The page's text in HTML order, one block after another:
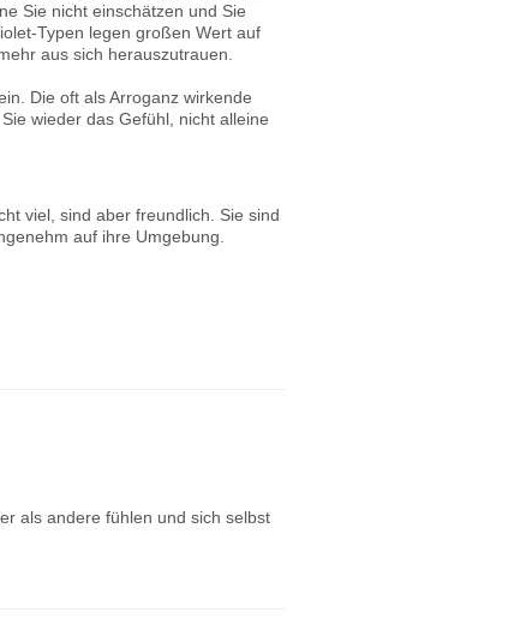
Sie nicht einschätzen und Sie
Typen legen großen Wert auf
aus sich herauszutrauen.
Die oft als Arroganz wirkende
wieder das Gefühl, nicht alleine
viel, sind aber freundlich. Sie sind
auf ihre Umgebung.
als andere fühlen und sich selbst